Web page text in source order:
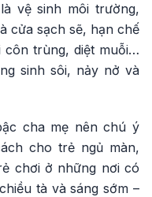
vệ sinh môi trường,
cửa sạch sẽ, hạn chế
côn trùng, diệt muỗi…
sinh sôi, nảy nở và
cha mẹ nên chú ý
cho trẻ ngủ màn,
chơi ở những nơi có
tà và sáng sớm –